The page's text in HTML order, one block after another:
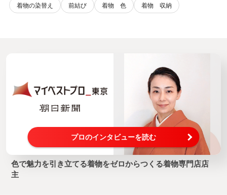
着物の染替え
前結び 着物 色 着物 収納
プロのインタビューを読む
色で魅力を引き立てる着物をゼロからつくる着物専門店店
主